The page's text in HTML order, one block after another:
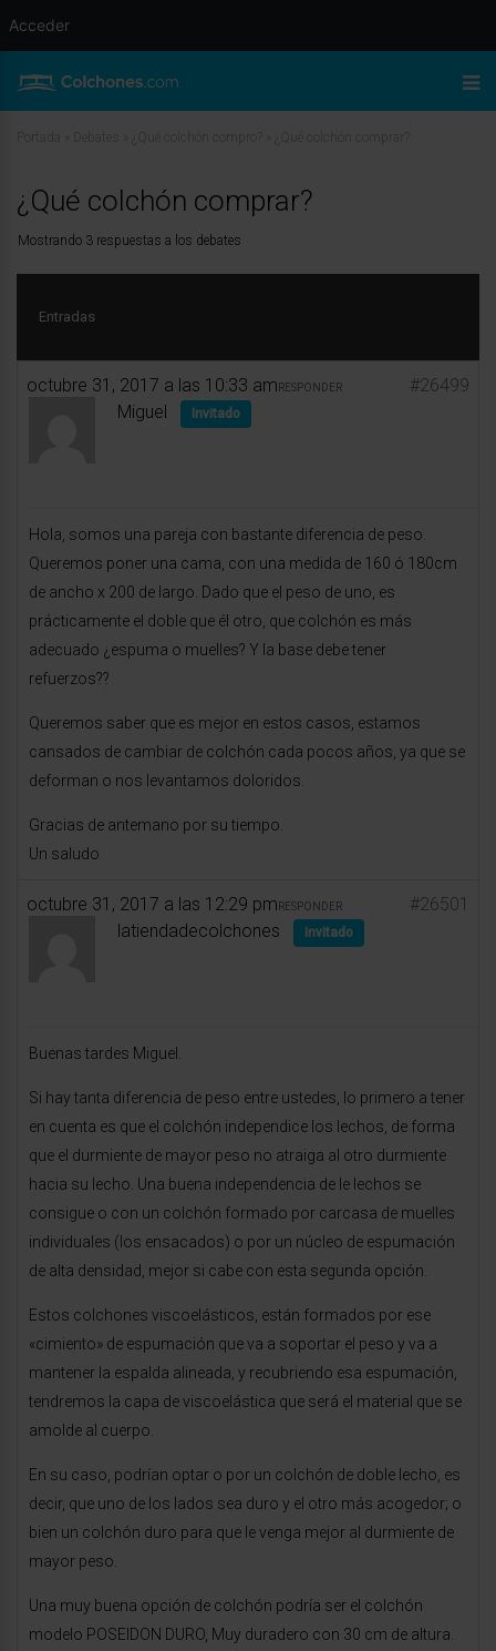
¿Qué colchón comprar?
Mostrando 3 respuestas a los debates
Entradas
octubre 31, 2017 a las 10:33 am #26499
RESPONDER
Miguel Invitado
Hola, somos una pareja con bastante diferencia de peso.
Queremos poner una cama, con una medida de 160 ó 180cm
de ancho x 200 de largo. Dado que el peso de uno, es
prácticamente el doble que él otro, que colchón es más
adecuado ¿espuma o muelles? Y la base debe tener
refuerzos??
Queremos saber que es mejor en estos casos, estamos
cansados de cambiar de colchón cada pocos años, ya que se
deforman o nos levantamos doloridos.
Gracias de antemano por su tiempo.
Un saludo
octubre 31, 2017 a las 12:29 pm #26501
RESPONDER
latiendadecolchones Invitado
Buenas tardes Miguel.
Si hay tanta diferencia de peso entre ustedes, lo primero a tener
en cuenta es que el colchón independice los lechos, de forma
que el durmiente de mayor peso no atraiga al otro durmiente
hacia su lecho. Una buena independencia de le lechos se
consigue o con un colchón formado por carcasa de muelles
individuales (los ensacados) o por un núcleo de espumación
de alta densidad, mejor si cabe con esta segunda opción.
Estos colchones viscoelásticos, están formados por ese
«cimiento» de espumación que va a soportar el peso y va a
mantener la espalda alineada, y recubriendo esa espumación,
tendremos la capa de viscoelástica que será el material que se
amolde al cuerpo.
En su caso, podrían optar o por un colchón de doble lecho, es
decir, que uno de los lados sea duro y el otro más acogedor; o
bien un colchón duro para que le venga mejor al durmiente de
mayor peso.
Una muy buena opción de colchón podría ser el colchón
modelo POSEIDON DURO, Muy duradero con 30 cm de altura.
Acceder